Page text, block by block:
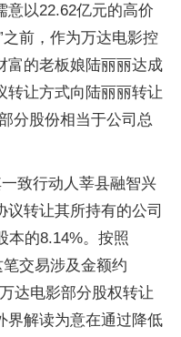
意以22.62亿元的高价
之前，作为万达电影控
富的老板娘陆丽丽达成
转让方式向陆丽丽转让
分股份相当于公司总
致行动人莘县融智兴
议转让其所持有的公司
本的8.14%。按照
交易涉及金额约
达电影部分股权转让
界解读为意在通过降低